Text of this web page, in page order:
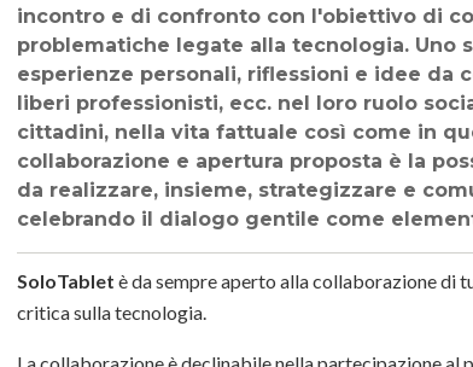
incontro e di confronto con l'obiettivo di
problematiche legate alla tecnologia. Uno
esperienze personali, riflessioni e idee da
liberi professionisti, ecc. nel loro ruolo
cittadini, nella vita fattuale così come in
collaborazione e apertura proposta è la
da realizzare, insieme, strategizzare e
celebrando il dialogo gentile come
SoloTablet è da sempre aperto alla collaborazione di
critica sulla tecnologia.
La collaborazione è declinabile nella partecipazione